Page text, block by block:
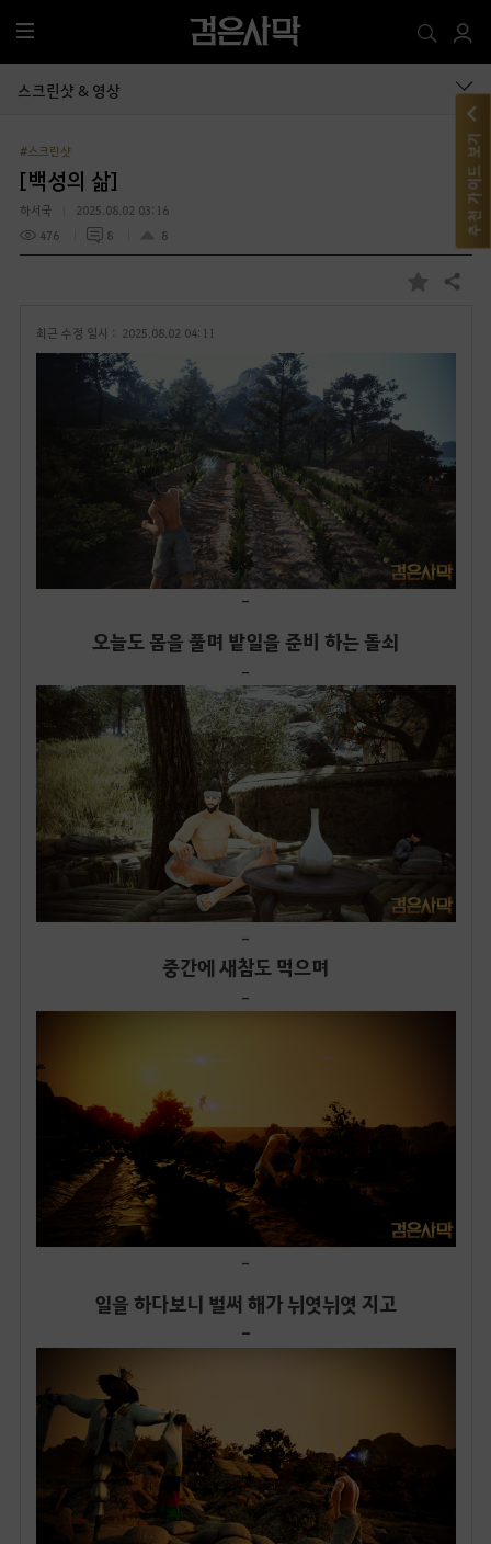
전
체
메
스크린샷 & 영상
#스크린샷
[백성의 삶]
하서국
2025.08.02 03:16
476
8 8
즐
공유하기
최근 수정 일시 : 2025.08.02 04:11
-
오늘도 몸을 풀며 밭일을 준비 하는 돌쇠
-
-
중간에 새참도 먹으며
-
-
일을 하다보니 벌써 해가 뉘엿뉘엿 지고
-
추천 가이드 보기